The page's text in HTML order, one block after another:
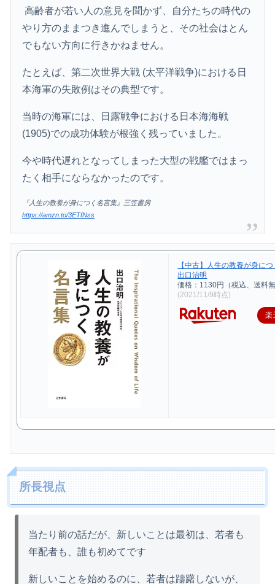
高齢者が若い人の意見を聞かず、自分たちの時代の
やり方のままつき進んでしまうと、その社会はとん
でもない方向に行きかねません。
たとえば、第二次世界大戦 (太平洋戦争)における日
本海軍の失敗例はその典型です。
当時の海軍には、日露戦争における日本海海戦
(1905)での成功体験が根強く残っていました。
今や時代遅れとなってしまった大型の戦艦ではまっ
たく相手にならなかったのです。
『人生の教養が身につく名言集』三笠書房
https://amzn.to/3ETfNss
【中古】人生の教養が身に
出口治明
価格：1130円（税込、送料
(2021/11/9時点)
楽
所長視点
当たり前の話だが、新しいことは最初は、若者も
年配者も、誰も初めてです
新しいことを始めるのに、若者は躊躇しないが、